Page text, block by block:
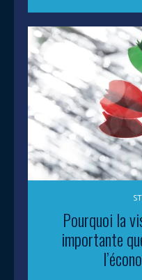
Pourquoi la
importante